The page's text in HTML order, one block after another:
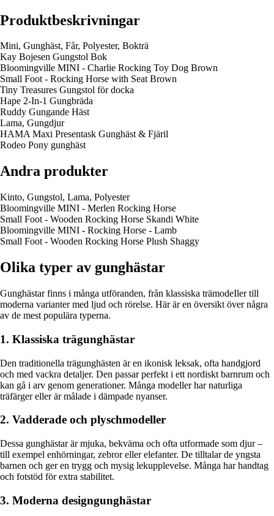
Produktbeskrivningar
Mini, Gung­häst, Får, Polyester, Bokträ
Kay Bojesen Gungstol Bok
Bloomingville MINI - Charlie Rocking Toy Dog Brown
Small Foot - Rocking Horse with Seat Brown
Tiny Treasures Gungstol för docka
Hape 2-In-1 Gungbräda
Ruddy Gungande Häst
Lama, Gungdjur
HAMA Maxi Presentask Gunghäst & Fjäril
Rodeo Pony gunghäst
Andra produkter
Kinto, Gungstol, Lama, Polyester
Bloomingville MINI - Merlen Rocking Horse
Small Foot - Wooden Rocking Horse Skandi White
Bloomingville MINI - Rocking Horse - Lamb
Small Foot - Wooden Rocking Horse Plush Shaggy
Olika typer av gunghästar
Gunghästar finns i många utföranden, från klassiska trämodeIler till
moderna varianter med ljud och rörelse. Här är en översikt över några
av de mest populära typerna.
1. Klassiska trägunghästar
Den traditionella trägunghästen är en ikonisk leksak, ofta handgjord
och med vackra detaljer. Den passar perfekt i ett nordiskt barnrum och
kan gå i arv genom generationer. Många modeller har naturliga
träfärger eller är målade i dämpade nyanser.
2. Vadderade och plyschmodeller
Dessa gunghästar är mjuka, bekväma och ofta utformade som djur –
till exempel enhörningar, zebror eller elefanter. De tilltalar de yngsta
barnen och ger en trygg och mysig lekupplevelse. Många har handtag
och fotstöd för extra stabilitet.
3. Moderna designgunghästar